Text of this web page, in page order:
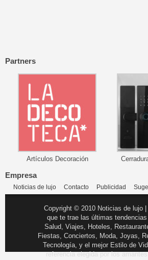
Partners
Artículos Decoración
Empresa
Noticias de lujo Contacto Publicidad
Copyright © 2010 Noticias de lujo
que te trae las últimas
Salud, Viajes, Hoteles,
Fiestas, Conciertos, Moda, Joyas,
Tecnología, y el mejor Estilo de
referencia elegida por los